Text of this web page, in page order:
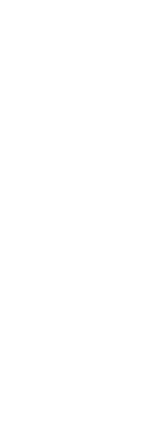
에는 웹사이트